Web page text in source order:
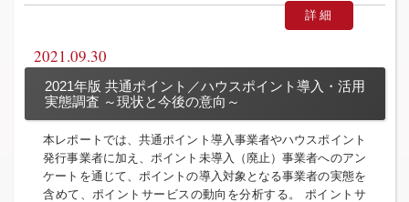
詳細
2021.09.30
2021年版 共通ポイント／ハウスポイント導入・活用
実態調査 ～現状と今後の意向～
本レポートでは、共通ポイント導入事業者やハウスポイント
発行事業者に加え、ポイント未導入（廃止）事業者へのアン
ケートを通じて、ポイントの導入対象となる事業者の実態を
含めて、ポイントサービスの動向を分析する。 ポイントサ